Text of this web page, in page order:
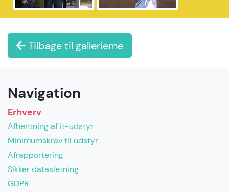
Tilbage til gallerierne
Navigation
Erhverv
Afhentning af it-udstyr
Minimumskrav til udstyr
Afrapportering
Sikker datasletning
GDPR